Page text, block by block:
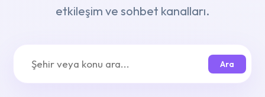
etkileşim ve sohbet kanalları.
Ara